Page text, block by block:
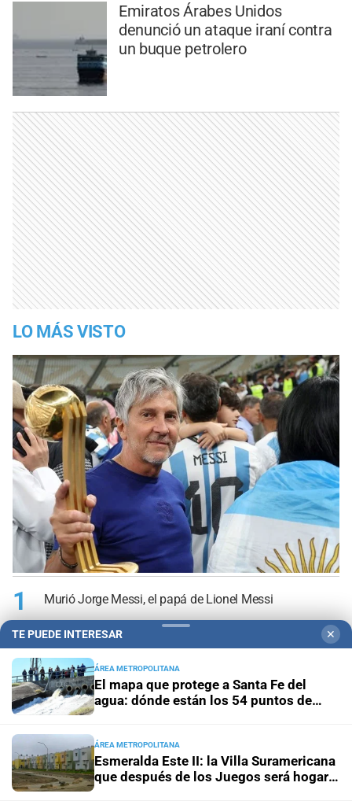
Emiratos Árabes Unidos
denunció un ataque iraní contra
un buque petrolero
LO MÁS VISTO
1 Murió Jorge Messi, el papá de Lionel Messi
2
Hallaron sin vida al kitesurfista que era buscado desde
el jueves en la Laguna Setúbal
3
Investigan la muerte de un hombre en la ciudad de
4
El mapa que protege a Santa Fe del agua: dónde están
los 54 puntos de bombeo
TE PUEDE INTERESAR ✕
ÁREA METROPOLITANA
El mapa que protege a Santa Fe del
agua: dónde están los 54 puntos de
ÁREA METROPOLITANA
Esmeralda Este II: la Villa Suramericana
que después de los Juegos será hogar